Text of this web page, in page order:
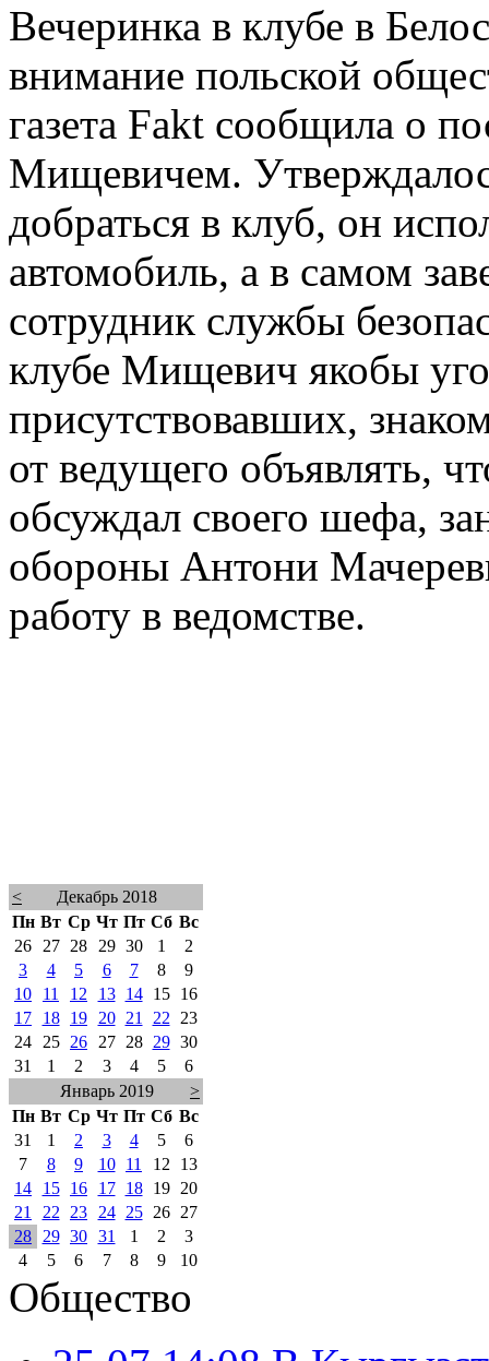
Вечеринка в клубе в
внимание польской
газета Fakt сообщила о
Мищевичем.
добраться в клуб, он
автомобиль, а в самом
сотрудник службы
клубе Мищевич якобы
присутствовавших,
от ведущего объявлять,
обсуждал своего шефа,
обороны Антони
работу в ведомстве.
<
Декабрь 2018
Пн Вт Ср Чт Пт Сб Вс
26
27 28 29 30 1
2
3
4 5 6 7 8
9
10
11 12 13 14 15
16
17
18 19 20 21 22
23
24
25 26 27 28 29 30
31
1 2 3 4 5
6
Январь 2019
>
Пн Вт Ср Чт Пт Сб Вс
31
1 2 3 4 5
6
7
8 9 10 11 12
13
14
15 16 17 18 19
20
21
22 23 24 25 26
27
28
29 30 31 1 2
3
4
5 6 7 8 9 10
Общество